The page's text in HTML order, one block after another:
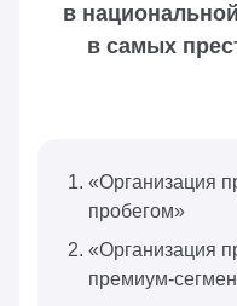
в
в самых
«Организация
пробегом»
«Организация
премиум-